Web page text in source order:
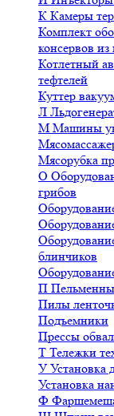
К Камеры
Комплект
консервов
Котлетный
тефтелей
Куттер
Л
М Машины
Мясорубка
О
грибов
блинчиков
П
Пилы
Подъемники
Прессы
Т Тележки
У Установка
Установка
Ф